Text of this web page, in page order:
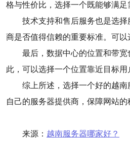
格与性价比，选择一个既能够满
技术支持和售后服务也是选
商是否值得信赖的重要标准。可
最后，数据中心的位置和带
此，可以选择一个位置靠近目标
综上所述，选择一个好的越
自己的服务器提供商，保障网站的
来源： 越南服务器哪家好？